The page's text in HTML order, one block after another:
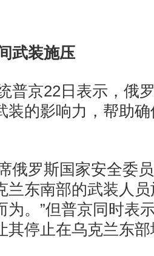
武装施压
京22日表示，俄罗
装的影响力，帮助
罗斯国家安全委员
兰东南部的武装人
为。”但普京同时表
其停止在乌克兰东